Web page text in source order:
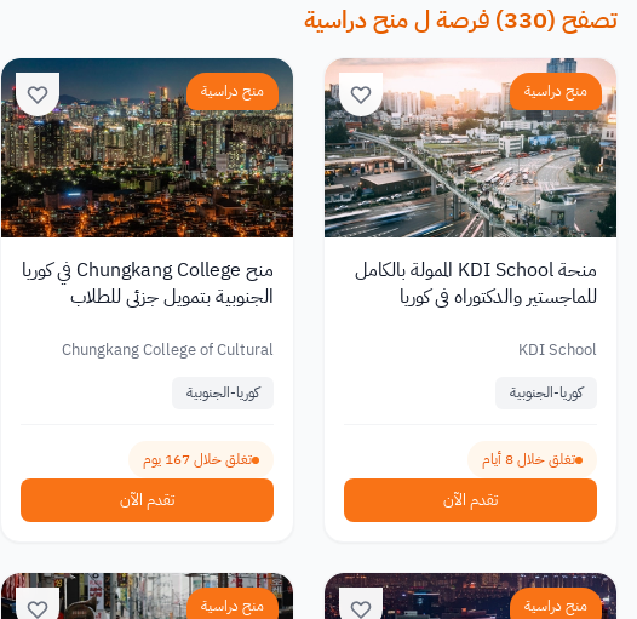
تصفح (
330
) فرصةلمنح دراسية
منح دراسية
منحة KDI School الممولة بالكامل
للماجستير والدكتوراه في كوريا
KDI School
كوريا-الجنوبية
تغلق خلال 8 أيام
تقدم الآن
منح دراسية
منح Chungkang College في كوريا
الجنوبية بتمويل جزئي للطلاب
Chungkang College of Cultural
كوريا-الجنوبية
تغلق خلال 167 يوم
تقدم الآن
منح دراسية منح دراسية